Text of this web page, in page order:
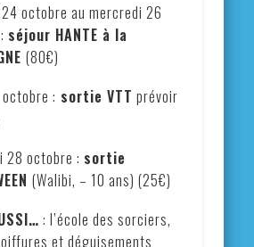
octobre au mercredi 26
séjour HANTE à la
(80€)
: sortie VTT prévoir
28 octobre : sortie
(Walibi, – 10 ans) (25€)
: l’école des sorciers,
et déguisements